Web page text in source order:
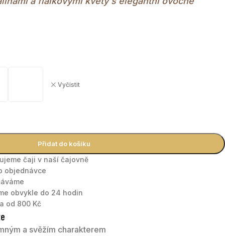
Vyčistit
Přidat do košíku
čaji v naší čajovně
objednávce
obvykle do 24 hodin
od 800 Kč
a svěžím charakterem